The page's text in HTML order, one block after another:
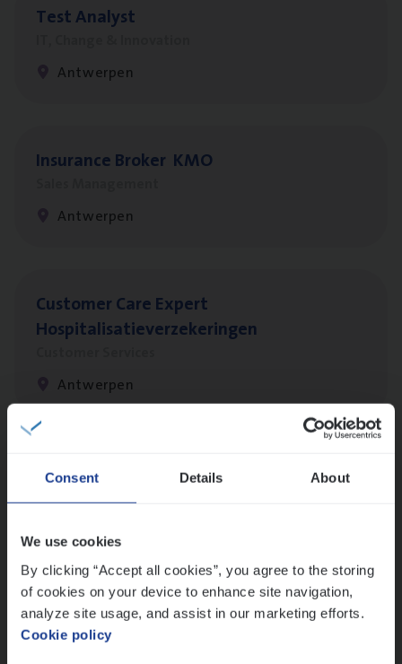
Consent Details About
We use cookies
By clicking “Accept all cookies”, you agree to the storing
of cookies on your device to enhance site navigation,
analyze site usage, and assist in our marketing efforts.
Cookie policy
Test Ana­lyst
Antwerpen
Insu­ran­ce Bro­ker KMO
Antwerpen
Cus­to­mer Care Expert
Hospitalisatieverzekeringen
Antwerpen
Cor­po­ra­te Insu­ran­ce Bro­ker Property
Scha­de Expert Fleet
Claims Management